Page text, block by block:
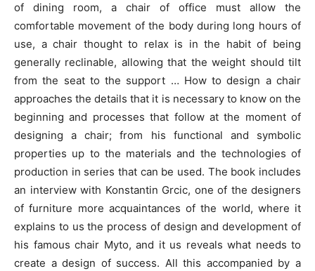
of dining room, a chair of office must allow the
comfortable movement of the body during long hours of
use, a chair thought to relax is in the habit of being
generally reclinable, allowing that the weight should tilt
from the seat to the support … How to design a chair
approaches the details that it is necessary to know on the
beginning and processes that follow at the moment of
designing a chair; from his functional and symbolic
properties up to the materials and the technologies of
production in series that can be used. The book includes
an interview with Konstantin Grcic, one of the designers
of furniture more acquaintances of the world, where it
explains to us the process of design and development of
his famous chair Myto, and it us reveals what needs to
create a design of success. All this accompanied by a